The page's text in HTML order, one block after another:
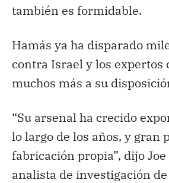
también es formidable.
Hamás ya ha disparado
contra Israel y los expertos
muchos más a su
“Su arsenal ha crecido
lo largo de los años, y gran
fabricación propia”, dijo
analista de investigación